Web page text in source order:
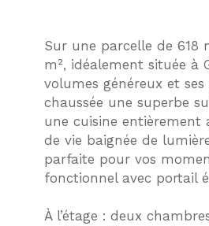
Sur une parcelle de 618
m², idéalement située à
volumes généreux et
chaussée une superbe
une cuisine entièrement
de vie baignée de
parfaite pour vos
fonctionnel avec portail
À l’étage : deux